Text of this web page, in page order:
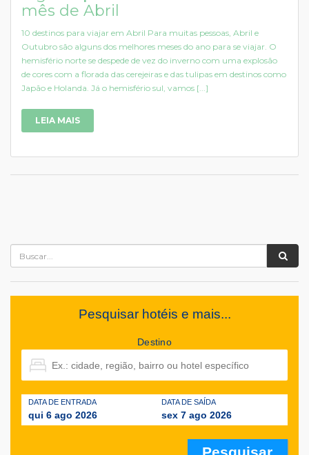
mês de Abril
10 destinos para viajar em Abril Para muitas pessoas, Abril e
Outubro são alguns dos melhores meses do ano para se viajar. O
hemisfério norte se despede de vez do inverno com uma explosão
de cores com a florada das cerejeiras e das tulipas em destinos como
Japão e Holanda. Já o hemisfério sul, vamos [...]
LEIA MAIS
Pesquisar hotéis e mais...
Destino
DATA DE ENTRADA
qui 6 ago 2026
DATA DE SAÍDA
sex 7 ago 2026